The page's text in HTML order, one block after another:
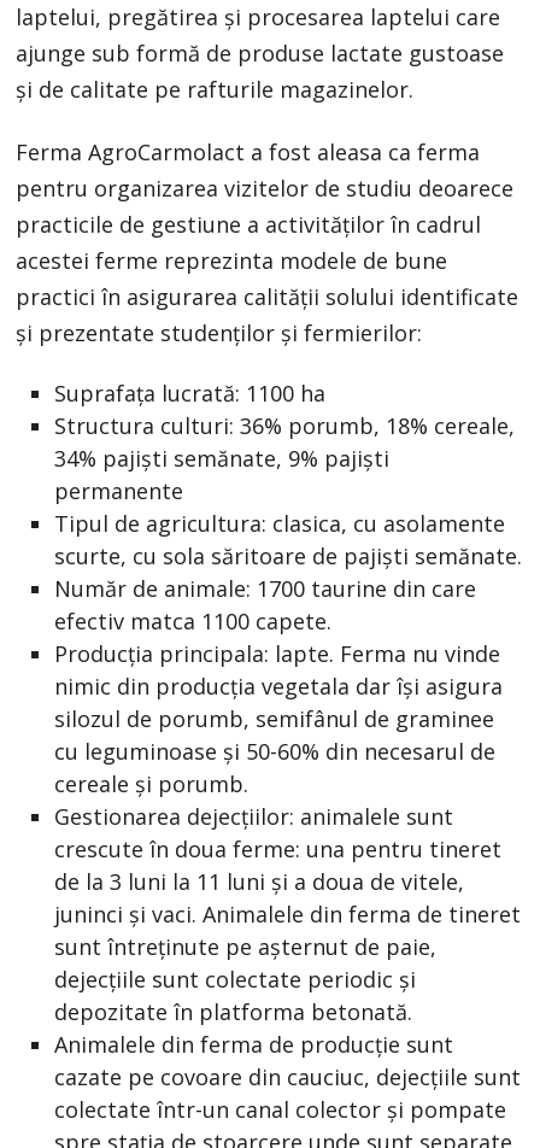
laptelui, pregătirea și procesarea laptelui care
ajunge sub formă de produse lactate gustoase
și de calitate pe rafturile magazinelor.
Ferma AgroCarmolact a fost aleasa ca ferma
pentru organizarea vizitelor de studiu deoarece
practicile de gestiune a activităților în cadrul
acestei ferme reprezinta modele de bune
practici în asigurarea calității solului identificate
și prezentate studenților și fermierilor:
Suprafața lucrată: 1100 ha
Structura culturi: 36% porumb, 18% cereale,
34% pajiști semănate, 9% pajiști
permanente
Tipul de agricultura: clasica, cu asolamente
scurte, cu sola săritoare de pajiști semănate.
Număr de animale: 1700 taurine din care
efectiv matca 1100 capete.
Producția principala: lapte. Ferma nu vinde
nimic din producția vegetala dar își asigura
silozul de porumb, semifânul de graminee
cu leguminoase și 50-60% din necesarul de
cereale și porumb.
Gestionarea dejecțiilor: animalele sunt
crescute în doua ferme: una pentru tineret
de la 3 luni la 11 luni și a doua de vitele,
juninci și vaci. Animalele din ferma de tineret
sunt întreținute pe așternut de paie,
dejecțiile sunt colectate periodic și
depozitate în platforma betonată.
Animalele din ferma de producție sunt
cazate pe covoare din cauciuc, dejecțiile sunt
colectate într-un canal colector și pompate
spre stația de stoarcere unde sunt separate